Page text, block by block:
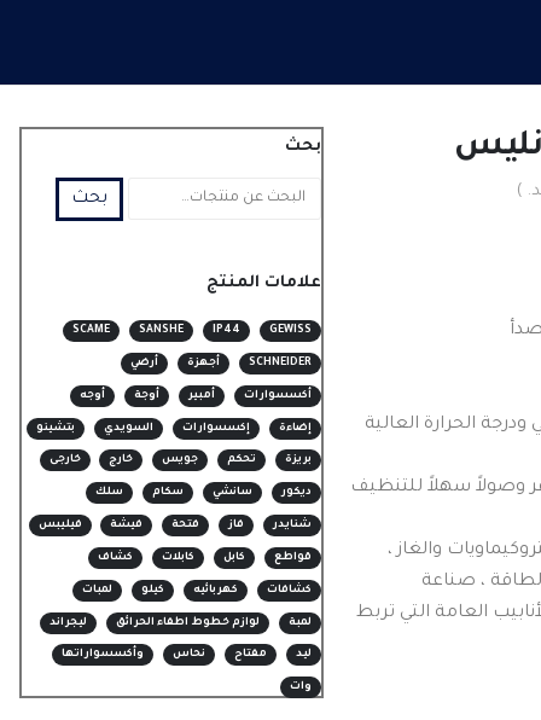
)
الحرارة العالية
وصولاً سهلاً للتنظيف
والغاز ،
، صناعة
العامة التي تربط
بحث
بحث
علامات المنتج
GEWISS
IP44
SANSHE
SCAME
SCHNEIDER أجهزة أرضي
أكسسوارات أمبير أوجة أوجه
إضاءة إكسسوارات السويدي بتشينو
بريزة تحكم جويس خارج خارجى
ديكور سانشي سكام سلك
شنايدر فاز فتحة فيشة فيليبس
قواطع كابل كابلات كشاف
كشافات كهربائيه كيلو لمبات
لمبة لوازم خطوط اطفاء الحرائق ليجراند
ليد مفتاح نحاس وأكسسواراتها
وات